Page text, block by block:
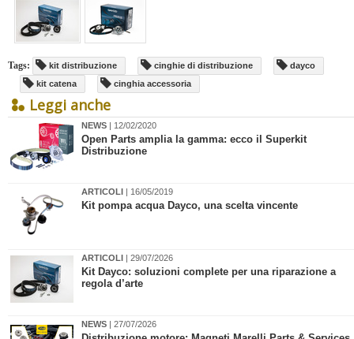
Tags: kit distribuzione cinghie di distribuzione
dayco
kit catena
cinghia accessoria
Leggi anche
NEWS | 12/02/2020
Open Parts amplia la gamma: ecco il Superkit
Distribuzione
ARTICOLI | 16/05/2019
Kit pompa acqua Dayco, una scelta vincente
ARTICOLI | 29/07/2026
Kit Dayco: soluzioni complete per una riparazione a
regola d’arte
NEWS | 27/07/2026